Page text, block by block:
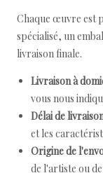
Chaque œuvre est
spécialisé, un
livraison finale.
Livraison à
vous nous
Délai de
et les
Origine de
de l'artiste ou